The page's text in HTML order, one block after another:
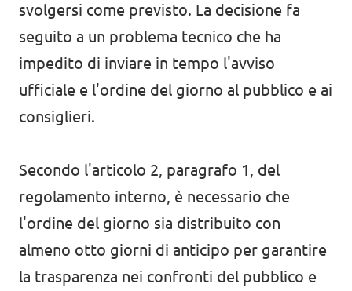
svolgersi come previsto. La decisione fa
seguito a un problema tecnico che ha
impedito di inviare in tempo l'avviso
ufficiale e l'ordine del giorno al pubblico e ai
consiglieri.
Secondo l'articolo 2, paragrafo 1, del
regolamento interno, è necessario che
l'ordine del giorno sia distribuito con
almeno otto giorni di anticipo per garantire
la trasparenza nei confronti del pubblico e